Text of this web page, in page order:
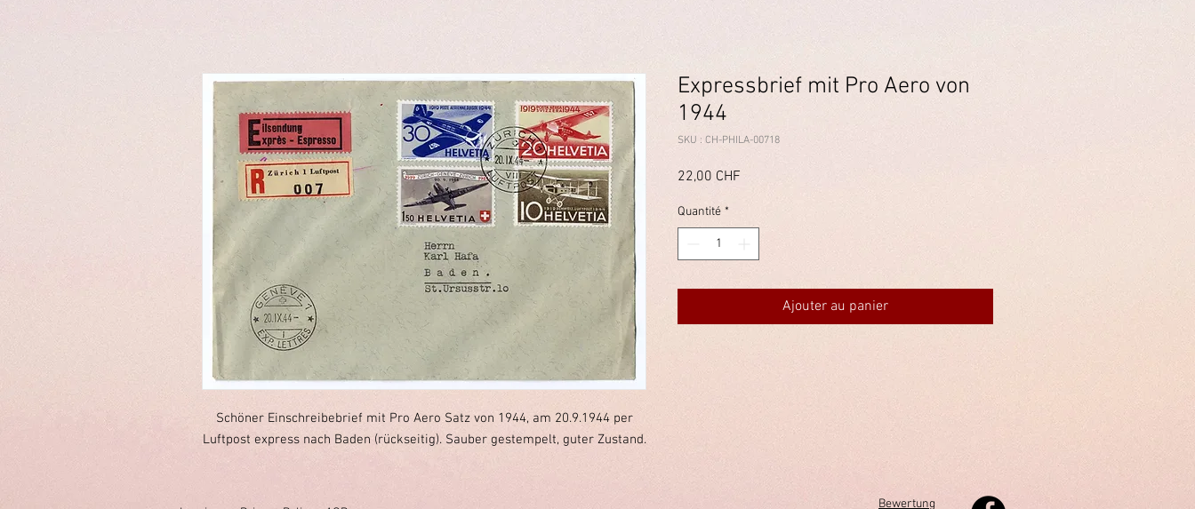
Schöner Einschreibebrief mit Pro Aero Satz von 1944, am 20.9.1944 per
Luftpost express nach Baden (rückseitig). Sauber gestempelt, guter Zustand.
Expressbrief mit Pro Aero von
1944
SKU : CH-PHILA-00718
22,00 CHF
Quantité *
Ajouter au panier
Bewertung